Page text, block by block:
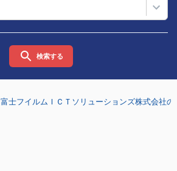
検索する
富士フイルムＩＣＴソリューションズ株式会社の